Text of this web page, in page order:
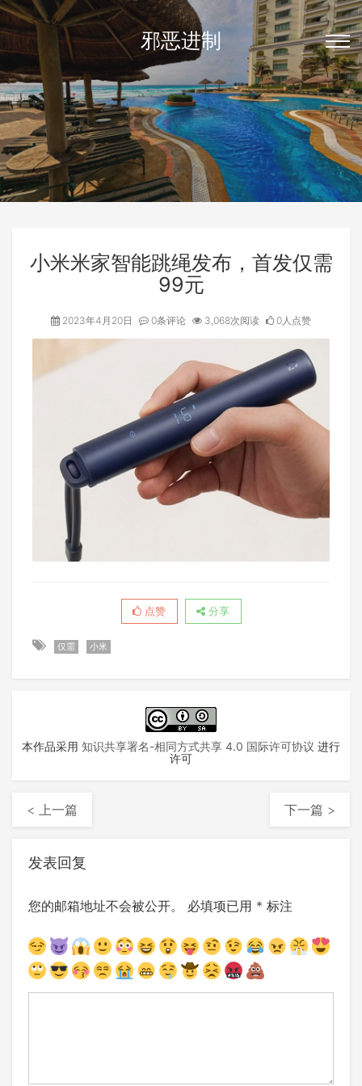
邪恶进制
小米米家智能跳绳发布，首发仅需
99元
2023年4月20日 0条评论 3,068次阅读 0人点赞
点赞 分享
仅需 小米
本作品采用 知识共享署名-相同方式共享 4.0 国际许可协议 进行
许可
< 上一篇 下一篇 >
发表回复
您的邮箱地址不会被公开。 必填项已用 * 标注